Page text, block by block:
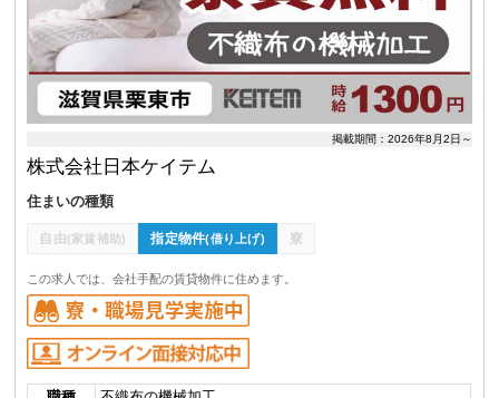
掲載期間：2026年8月2日～
株式会社日本ケイテム
住まいの種類
自由(家賃補助) 指定物件(借り上げ) 寮
この求人では、会社手配の賃貸物件に住めます。